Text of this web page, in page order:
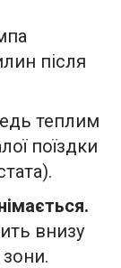
після
теплим
поїздки
внизу